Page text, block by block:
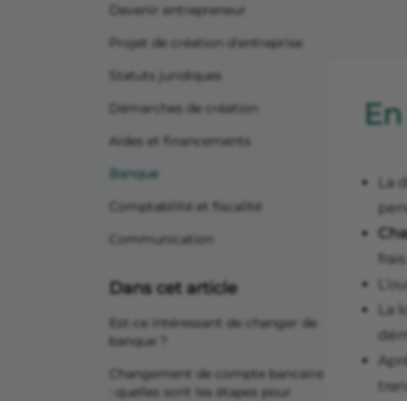
Devenir entrepreneur
Projet de création d'entreprise
Statuts juridiques
Démarches de création
Aides et financements
Banque
Comptabilité et fiscalité
Communication
Dans cet article
Est-ce intéressant de changer de
banque ?
Changement de compte bancaire
: quelles sont les étapes pour
La
La